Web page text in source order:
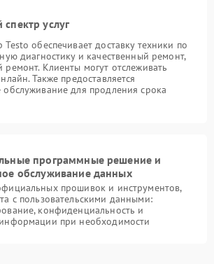
услуг
обеспечивает доставку техники по
диагностику и качественный ремонт,
ремонт. Клиенты могут отслеживать
Также предоставляется
обслуживание для продления срока
программные решение и
обслуживание данных
прошивок и инструментов,
с пользовательскими данными:
конфиденциальность и
при необходимости